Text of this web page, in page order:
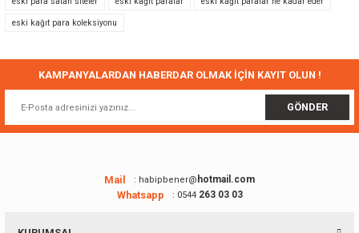
Ürün resmi kalitesiz, bozuk veya görüntülenemiyor.
Ürün açıklamasında eksik bilgiler bulunuyor.
Ürün fiyatı diğer sitelerden daha pahalı.
Bu ürüne benzer farklı alternatifler olmalı.
Gönder
eski kağıt para koleksiyonu
KAMPANYALARDAN HABERDAR OLMAK İÇİN KAYIT OLUN !
GÖNDER
Mail : habipbener@ hotmail.com
Whatsapp : 0544263 03 03